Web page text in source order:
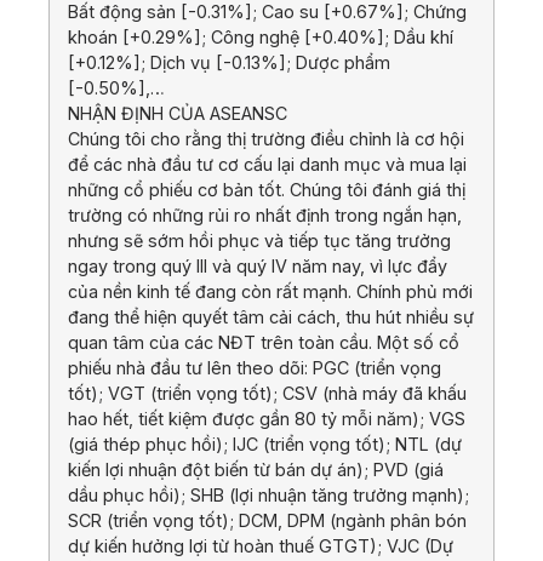
Bất động sản [-0.31%]; Cao su [+0.67%]; Chứng
khoán [+0.29%]; Công nghệ [+0.40%]; Dầu khí
[+0.12%]; Dịch vụ [-0.13%]; Dược phẩm
[-0.50%],…
NHẬN ĐỊNH CỦA ASEANSC
Chúng tôi cho rằng thị trường điều chỉnh là cơ hội
để các nhà đầu tư cơ cấu lại danh mục và mua lại
những cổ phiếu cơ bản tốt. Chúng tôi đánh giá thị
trường có những rủi ro nhất định trong ngắn hạn,
nhưng sẽ sớm hồi phục và tiếp tục tăng trưởng
ngay trong quý III và quý IV năm nay, vì lực đẩy
của nền kinh tế đang còn rất mạnh. Chính phủ mới
đang thể hiện quyết tâm cải cách, thu hút nhiều sự
quan tâm của các NĐT trên toàn cầu. Một số cổ
phiếu nhà đầu tư lên theo dõi: PGC (triển vọng
tốt); VGT (triển vọng tốt); CSV (nhà máy đã khấu
hao hết, tiết kiệm được gần 80 tỷ mỗi năm); VGS
(giá thép phục hồi); IJC (triển vọng tốt); NTL (dự
kiến lợi nhuận đột biến từ bán dự án); PVD (giá
dầu phục hồi); SHB (lợi nhuận tăng trưởng mạnh);
SCR (triển vọng tốt); DCM, DPM (ngành phân bón
dự kiến hưởng lợi từ hoàn thuế GTGT); VJC (Dự